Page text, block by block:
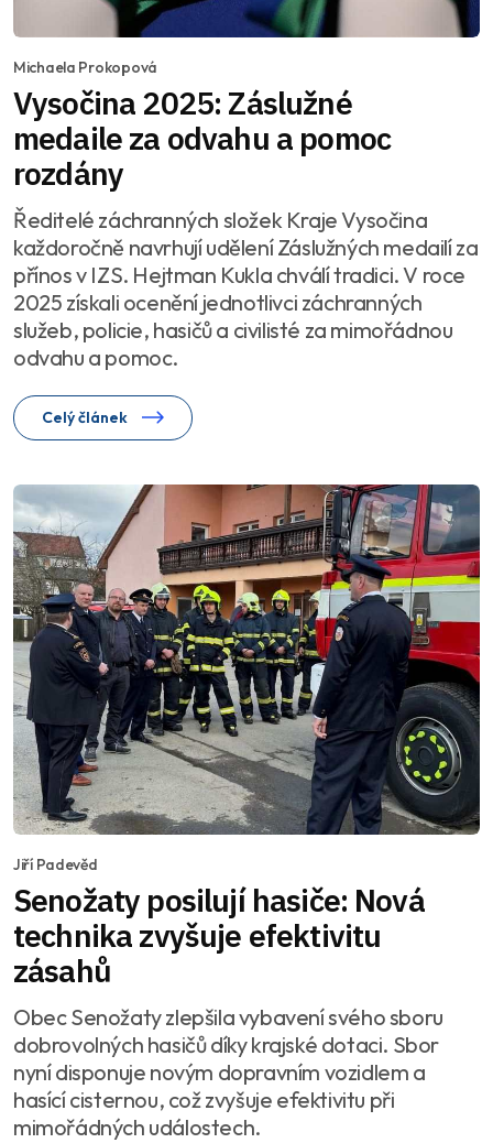
Michaela Prokopová
Vysočina 2025: Záslužné
medaile za odvahu a pomoc
rozdány
Ředitelé záchranných složek Kraje Vysočina
každoročně navrhují udělení Záslužných medailí za
přínos v IZS. Hejtman Kukla chválí tradici. V roce
2025 získali ocenění jednotlivci záchranných
služeb, policie, hasičů a civilisté za mimořádnou
odvahu a pomoc.
Celý článek
Jiří Padevěd
Senožaty posilují hasiče: Nová
technika zvyšuje efektivitu
zásahů
Obec Senožaty zlepšila vybavení svého sboru
dobrovolných hasičů díky krajské dotaci. Sbor
nyní disponuje novým dopravním vozidlem a
hasící cisternou, což zvyšuje efektivitu při
mimořádných událostech.